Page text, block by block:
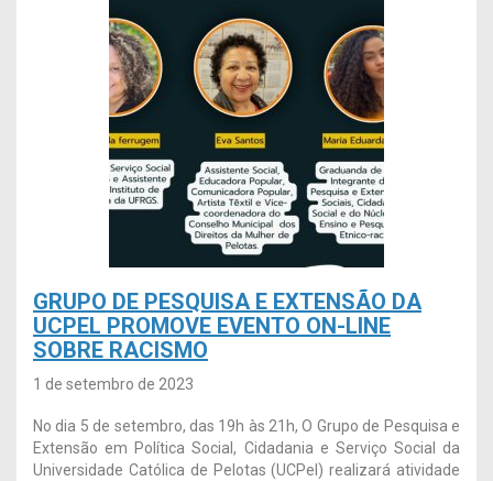
GRUPO DE PESQUISA E EXTENSÃO DA
UCPEL PROMOVE EVENTO ON-LINE
SOBRE RACISMO
1 de setembro de 2023
No dia 5 de setembro, das 19h às 21h, O Grupo de Pesquisa e
Extensão em Política Social, Cidadania e Serviço Social da
Universidade Católica de Pelotas (UCPel) realizará atividade